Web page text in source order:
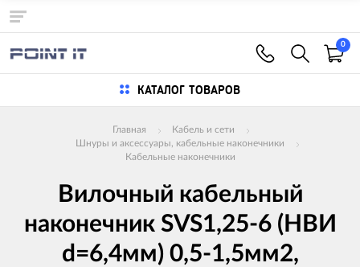
0
КАТАЛОГ ТОВАРОВ
Главная
Кабель и сети
Шнуры и аксессуары, кабельные наконечники
Кабельные наконечники
Вилочный кабельный
наконечник SVS1,25-6 (НВИ
d=6,4мм) 0,5-1,5мм2,